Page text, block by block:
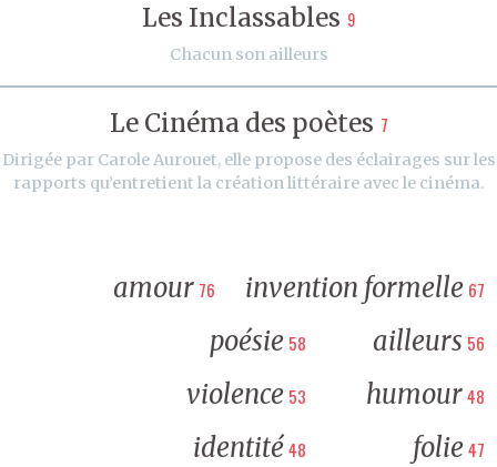
Les Inclassables 9
Chacun son ailleurs
Le Cinéma des poètes 7
Dirigée par Carole Aurouet, elle propose des éclairages sur les
rapports qu’entretient la création littéraire avec le cinéma.
amour 76 invention formelle 67
poésie 58 ailleurs 56
violence 53 humour48
identité48 folie47